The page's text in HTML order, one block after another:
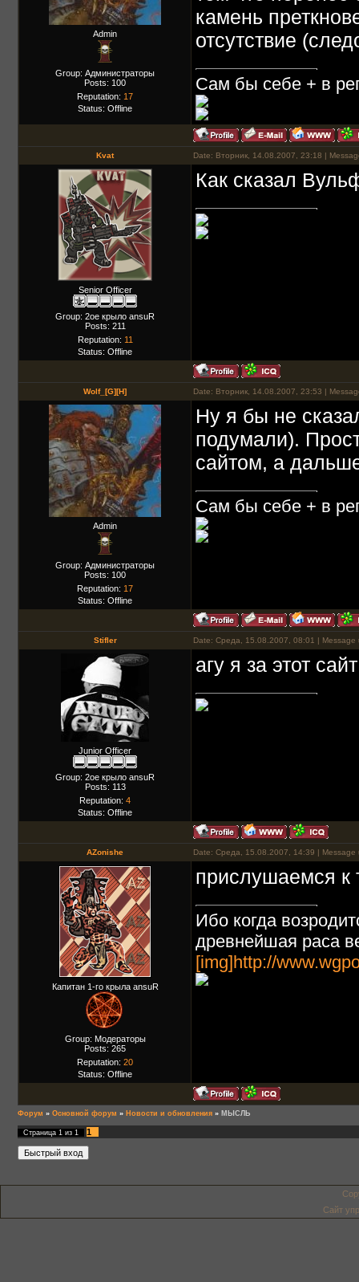
Admin
Group: Администраторы
Posts: 100
Reputation: 17
Status: Offline
камень
отсутствие
Сам бы себе + в
Kvat Date: Вторник, 14.08.2007, 23:18 |
Senior Officer
Group: 2ое крыло ansuR
Posts: 211
Reputation: 11
Status: Offline
Как сказал
Wolf_[G][H] Date: Вторник, 14.08.2007, 23:53 |
Admin
Group: Администраторы
Posts: 100
Reputation: 17
Status: Offline
Ну я бы не
подумали).
сайтом, а
Сам бы себе + в
Stifler Date: Среда, 15.08.2007, 08:01 |
Junior Officer
Group: 2ое крыло ansuR
Posts: 113
Reputation: 4
Status: Offline
агу я за этот
AZonishe Date: Среда, 15.08.2007, 14:39 |
Капитан 1-го крыла ansuR
Group: Модераторы
Posts: 265
Reputation: 20
Status: Offline
прислушаемся к
Ибо когда
древнейшая раса
[img]http://
Форум » Основной форум » Новости и обновления » МЫСЛЬ
Страница 1 из 1 1
Сайт